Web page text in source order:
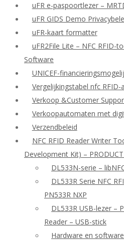
uFR e-paspoortlezer –
uFR GIDS Demo
uFR-kaart formatter
uFR2File Lite – NFC RFID-
Software
UNICEF-
Vergelijkingstabel nfc RFID-
Verkoop &Customer
Verkoopautomaten met
Verzendbeleid
NFC RFID Reader Writer
Development Kit) –
DL533N-serie –
DL533R Serie NFC
PN533R NXP
DL533R USB-lezer –
Reader – USB-stick
Hardware en